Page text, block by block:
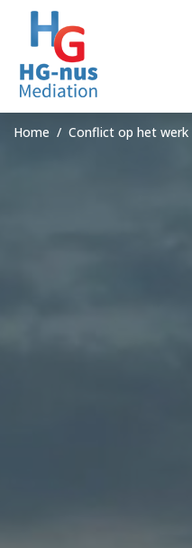
Home Conflict op het werk